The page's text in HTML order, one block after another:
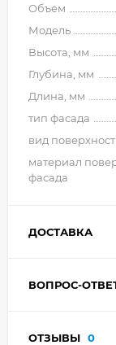
Объем
Модель
Высота, мм
Глубина, мм
Длина, мм
тип фасада
вид
материал
фасада
ДОСТАВКА
ВОПРОС-
ОТЗЫВЫ 0